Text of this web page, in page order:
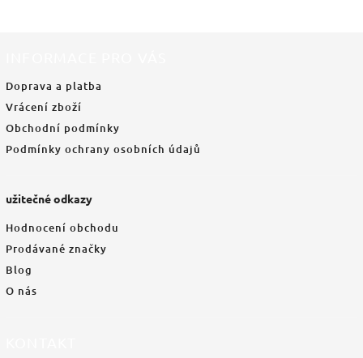
Doprava a platba
Vrácení zboží
Obchodní podmínky
Podmínky ochrany osobních údajů
užitečné odkazy
Hodnocení obchodu
Prodávané značky
Blog
O nás